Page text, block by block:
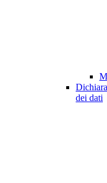
dei dati